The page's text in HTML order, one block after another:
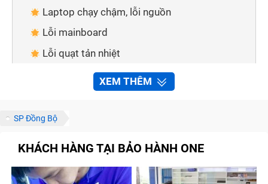
Laptop chạy chậm, lỗi nguồn
Lỗi mainboard
Lỗi quạt tản nhiệt
Laptop bị lỗi pin
Laptop lỗi tín hiệu, không có âm thanh
Dịch vụ sửa chữa laptop chất lượng cao,
Được tư vấn miễn phí
Có thể tham khảo giá trước trên website
XEM THÊM
SP Đồng Bộ
KHÁCH HÀNG TẠI BẢO HÀNH ONE